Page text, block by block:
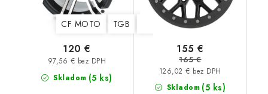
CF MOTO TGB Yamaha Suzuki
Skladom (5 ks)
97,56 € bez DPH
120 €
Skladom (5 ks)
126,02 € bez DPH
155 €
165 €